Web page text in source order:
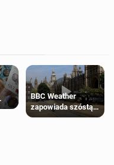
BBC Weather
zapowiada szóstą
falę upałów w